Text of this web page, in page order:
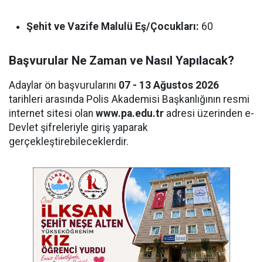
Şehit ve Vazife Malulü Eş/Çocukları: 60
Başvurular Ne Zaman ve Nasıl Yapılacak?
Adaylar ön başvurularını 07 - 13 Ağustos 2026
tarihleri arasında Polis Akademisi Başkanlığının resmi
internet sitesi olan www.pa.edu.tr adresi üzerinden e-
Devlet şifreleriyle giriş yaparak
gerçekleştirebileceklerdir.